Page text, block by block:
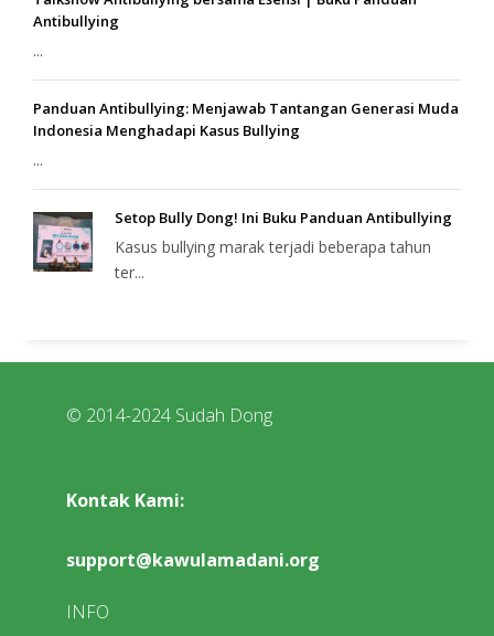
Antibullying
...
Panduan Antibullying: Menjawab Tantangan Generasi Muda
Indonesia Menghadapi Kasus Bullying
...
Setop Bully Dong! Ini Buku Panduan Antibullying
Kasus bullying marak terjadi beberapa tahun
ter...
© 2014-2024 Sudah Dong
Kontak Kami:
support@kawulamadani.org
INFO